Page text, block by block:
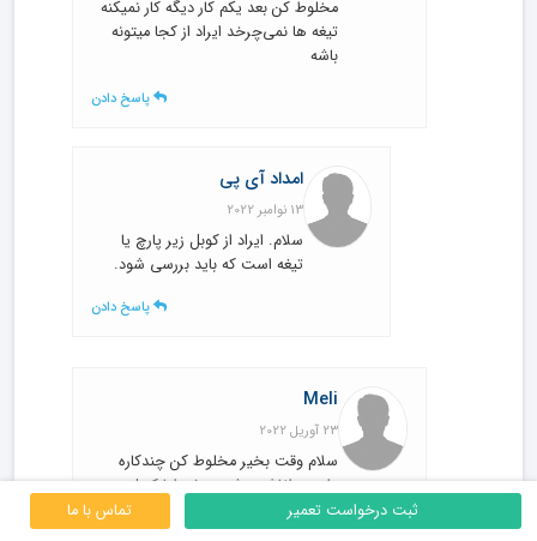
ثبت درخواست تعمیر تماس با ما
مخلوط کن بعد یکم کار دیگه کار نمیکنه
تیغه ها نمی‌چرخد ایراد از کجا میتونه
باشه
پاسخ دادن
امداد آی پی
13 نوامبر 2022
سلام. ایراد از کوبل زیر پارچ یا
تیغه است که باید بررسی شود.
پاسخ دادن
Meli
23 آوریل 2022
سلام وقت بخیر مخلوط کن چندکاره
دارم چراغاش روشن میشه اما کوبل
نمیچرخه علتش چیه؟!